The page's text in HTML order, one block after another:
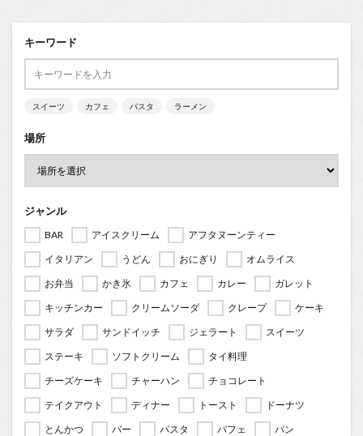
キーワード
スイーツ カフェ パスタ ラーメン
場所
ジャンル
BAR アイスクリーム
アフタヌーンティー
イタリアン
うどん おにぎり
オムライス
お弁当
かき氷 カフェ カレー
ガレット
キッチンカー
クリームソーダ クレープ
ケーキ
サラダ
サンドイッチ ジェラート
スイーツ
ステーキ
ソフトクリーム
タイ料理
チーズケーキ
チャーハン
チョコレート
テイクアウト
ディナー トースト
ドーナツ
とんかつ
バー パスタ パフェ
パン